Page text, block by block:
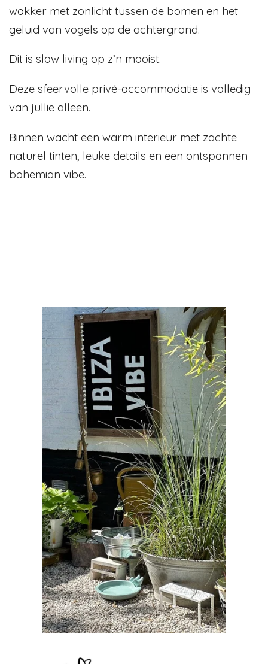
wakker met zonlicht tussen de bomen en het
geluid van vogels op de achtergrond.
Dit is slow living op z’n mooist.
Deze sfeervolle privé-accommodatie is volledig
van jullie alleen.
Binnen wacht een warm interieur met zachte
naturel tinten, leuke details en een ontspannen
bohemian vibe.